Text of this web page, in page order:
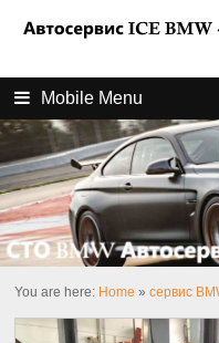
Mobile Menu
You are here: Home »сервис